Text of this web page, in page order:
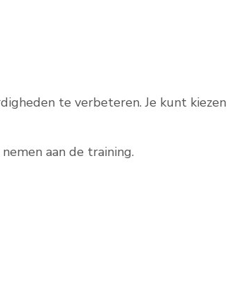
te verbeteren. Je kunt kiezen
aan de training.